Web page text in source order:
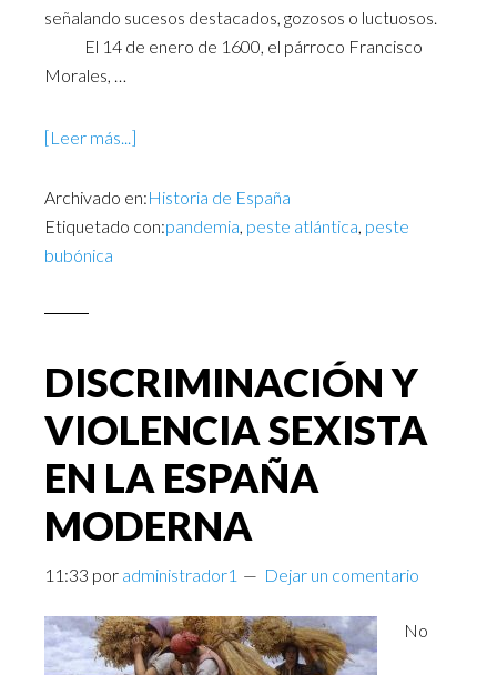
señalando sucesos destacados, gozosos o luctuosos.
El 14 de enero de 1600, el párroco Francisco
Morales, …
[Leer más...]
Archivado en:Historia de España
Etiquetado con:pandemia, peste atlántica, peste
bubónica
DISCRIMINACIÓN Y
VIOLENCIA SEXISTA
EN LA ESPAÑA
MODERNA
11:33 por administrador1 Dejar un comentario
No